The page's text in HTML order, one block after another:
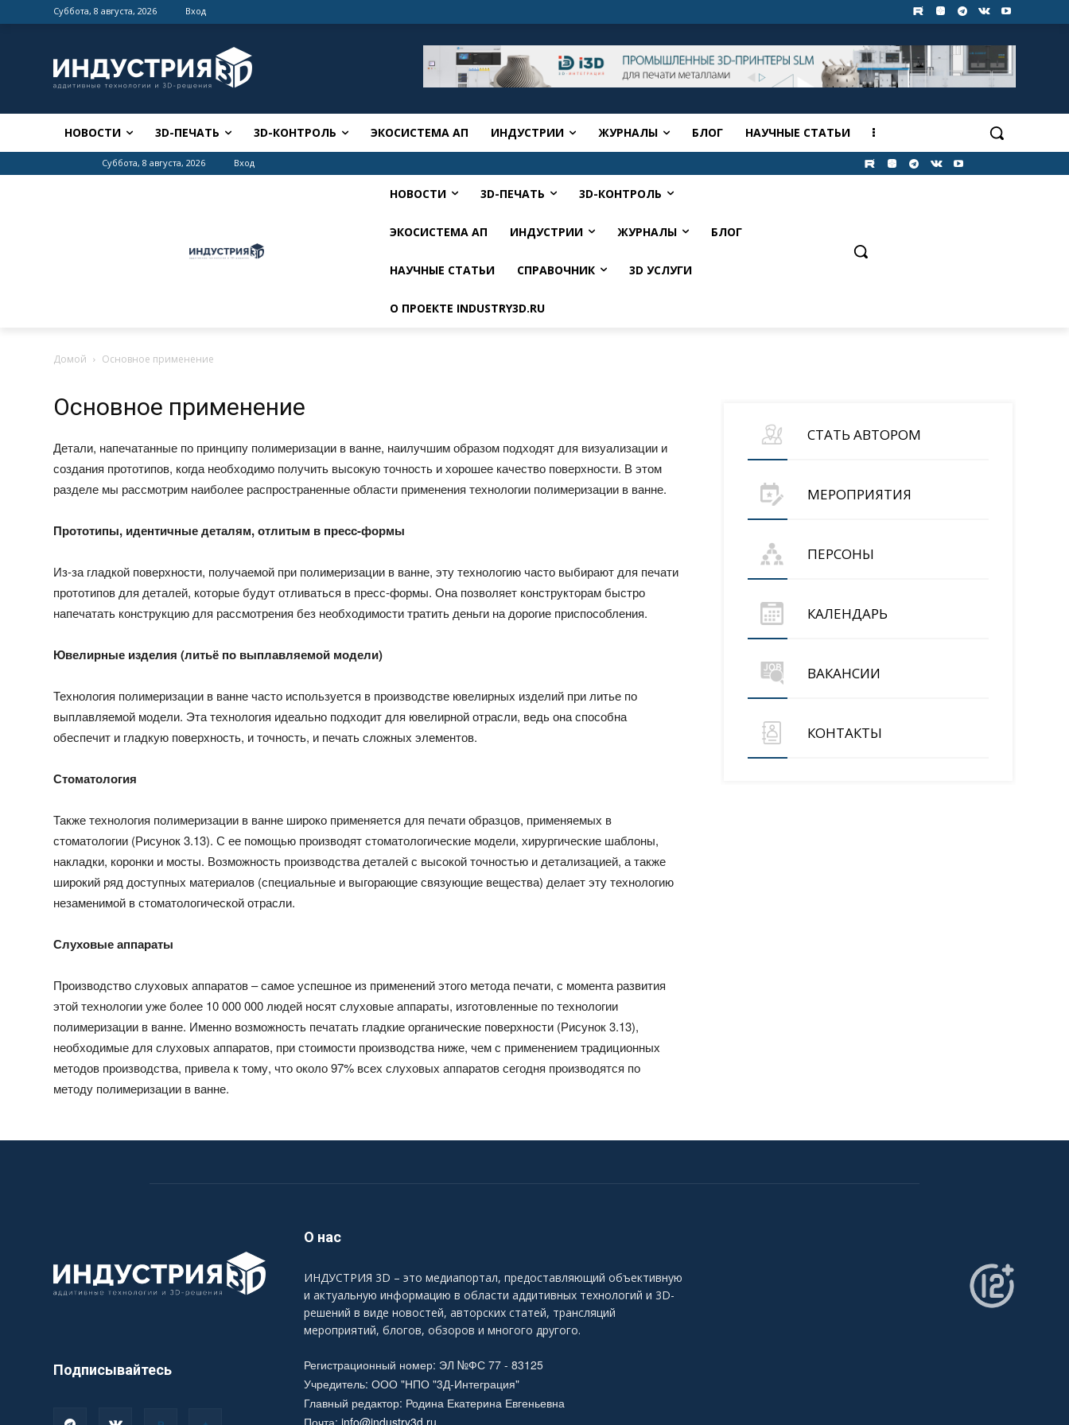
Суббота, 8 августа, 2026 Вход
НОВОСТИ 3D-ПЕЧАТЬ 3D-КОНТРОЛЬ ЭКОСИСТЕМА АП ИНДУСТРИИ ЖУРНАЛЫ БЛОГ НАУЧНЫЕ СТАТЬИ
Суббота, 8 августа, 2026 Вход
НОВОСТИ 3D-ПЕЧАТЬ 3D-КОНТРОЛЬ
ЭКОСИСТЕМА АП ИНДУСТРИИ ЖУРНАЛЫ БЛОГ
НАУЧНЫЕ СТАТЬИ СПРАВОЧНИК 3D УСЛУГИ
О ПРОЕКТЕ INDUSTRY3D.RU
Домой Основное применение
Основное применение
Детали, напечатанные по принципу полимеризации в ванне, наилучшим образом подходят для визуализации и
создания прототипов, когда необходимо получить высокую точность и хорошее качество поверхности. В этом
разделе мы рассмотрим наиболее распространенные области применения технологии полимеризации в ванне.
Прототипы, идентичные деталям, отлитым в пресс-формы
Из-за гладкой поверхности, получаемой при полимеризации в ванне, эту технологию часто выбирают для печати
прототипов для деталей, которые будут отливаться в пресс-формы. Она позволяет конструкторам быстро
напечатать конструкцию для рассмотрения без необходимости тратить деньги на дорогие приспособления.
Ювелирные изделия (литьё по выплавляемой модели)
Технология полимеризации в ванне часто используется в производстве ювелирных изделий при литье по
выплавляемой модели. Эта технология идеально подходит для ювелирной отрасли, ведь она способна
обеспечит и гладкую поверхность, и точность, и печать сложных элементов.
Стоматология
Также технология полимеризации в ванне широко применяется для печати образцов, применяемых в
стоматологии (Рисунок 3.13). С ее помощью производят стоматологические модели, хирургические шаблоны,
накладки, коронки и мосты. Возможность производства деталей с высокой точностью и детализацией, а также
широкий ряд доступных материалов (специальные и выгорающие связующие вещества) делает эту технологию
незаменимой в стоматологической отрасли.
Слуховые аппараты
Производство слуховых аппаратов – самое успешное из применений этого метода печати, с момента развития
этой технологии уже более 10 000 000 людей носят слуховые аппараты, изготовленные по технологии
полимеризации в ванне. Именно возможность печатать гладкие органические поверхности (Рисунок 3.13),
необходимые для слуховых аппаратов, при стоимости производства ниже, чем с применением традиционных
методов производства, привела к тому, что около 97% всех слуховых аппаратов сегодня производятся по
методу полимеризации в ванне.
СТАТЬ АВТОРОМ
МЕРОПРИЯТИЯ
ПЕРСОНЫ
КАЛЕНДАРЬ
ВАКАНСИИ
КОНТАКТЫ
О нас
ИНДУСТРИЯ 3D – это медиапортал, предоставляющий объективную
и актуальную информацию в области аддитивных технологий и 3D-
решений в виде новостей, авторских статей, трансляций
мероприятий, блогов, обзоров и многого другого.
Подписывайтесь
Регистрационный номер: ЭЛ №ФС 77 - 83125
Учредитель: ООО "НПО "3Д-Интеграция"
Главный редактор: Родина Екатерина Евгеньевна
Почта: info@industry3d.ru